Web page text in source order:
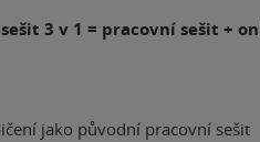
3 v 1 = pracovní sešit +
jako původní pracovní sešit